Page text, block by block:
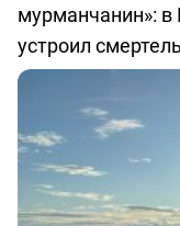
мурманчанин»:
устроил